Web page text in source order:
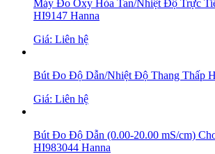
Máy Đo Oxy Hòa Tan/Nhiệt Độ Trực
HI9147 Hanna
Giá: Liên hệ
Bút Đo Độ Dẫn/Nhiệt Độ Thang Thấp
Giá: Liên hệ
Bút Đo Độ Dẫn (0.00-20.00 mS/cm)
HI983044 Hanna